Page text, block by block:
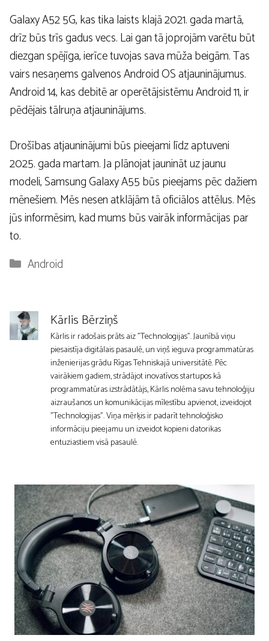
Galaxy A52 5G, kas tika laists klajā 2021. gada martā,
drīz būs trīs gadus vecs. Lai gan tā joprojām varētu būt
diezgan spējīga, ierīce tuvojas sava mūža beigām. Tas
vairs nesaņems galvenos Android OS atjauninājumus.
Android 14, kas debitē ar operētājsistēmu Android 11, ir
pēdējais tālruņa atjauninājums.
Drošības atjauninājumi būs pieejami līdz aptuveni
2025. gada martam. Ja plānojat jaunināt uz jaunu
modeli, Samsung Galaxy A55 būs pieejams pēc dažiem
mēnešiem. Mēs nesen atklājām tā oficiālos attēlus. Mēs
jūs informēsim, kad mums būs vairāk informācijas par
to.
Kategorijas
Android
Kārlis Bērziņš
Kārlis ir radošais prāts aiz "Technologijas". Jaunībā viņu
piesaistīja digitālais pasaulē, un viņš ieguva programmatūras
inženierijas grādu Rīgas Tehniskajā universitātē. Pēc
vairākiem gadiem, strādājot inovatīvos startupos kā
programmatūras izstrādātājs, Kārlis nolēma savu tehnoloģiju
aizraušanos un komunikācijas mīlestību apvienot, izveidojot
"Technologijas". Viņa mērķis ir padarīt tehnoloģisko
informāciju pieejamu un izveidot kopieni datorikas
entuziastiem visā pasaulē.